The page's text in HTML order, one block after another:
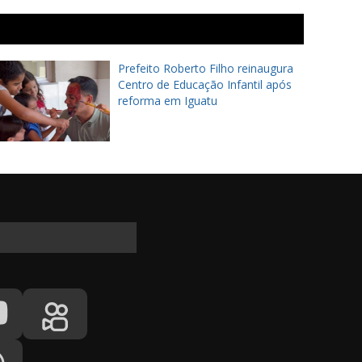
Prefeito Roberto Filho reinaugura
Centro de Educação Infantil após
reforma em Iguatu